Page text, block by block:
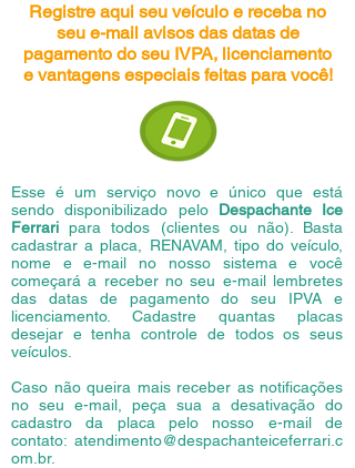
Registre aqui seu veículo e receba no
seu e-mail avisos das datas de
pagamento do seu IVPA, licenciamento
e vantagens especiais feitas para você!
Esse é um serviço novo e único que está
sendo disponibilizado pelo Despachante Ice
Ferrari para todos (clientes ou não). Basta
cadastrar a placa, RENAVAM, tipo do veículo,
nome e e-mail no nosso sistema e você
começará a receber no seu e-mail lembretes
das datas de pagamento do seu IPVA e
licenciamento. Cadastre quantas placas
desejar e tenha controle de todos os seus
veículos.
Caso não queira mais receber as notificações
no seu e-mail, peça sua a desativação do
cadastro da placa pelo nosso e-mail de
contato: atendimento@despachanteiceferrari.c
om.br.